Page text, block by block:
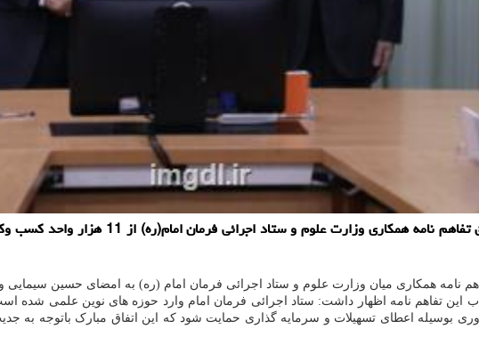
به گزارش دانلود عکس، وزیر علوم اظهار
نامه همکاری میان وزارت علوم و ستاد اجرائی فرمان امام (ره) به امضای حسین سیمایی
این تفاهم نامه اظهار داشت: ستاد اجرائی فرمان امام وارد حوزه های نوین علمی شده
و فناوری بوسیله اعطای تسهیلات و سرمایه گذاری حمایت شود که این اتفاق مبارک باتوجه